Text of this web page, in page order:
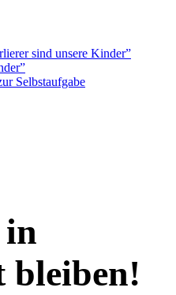
sind unsere Kinder”
Selbstaufgabe